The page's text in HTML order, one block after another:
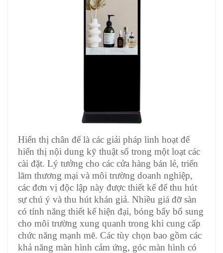
Hiển thị chân đế là các giải pháp linh hoạt để
hiển thị nội dung kỹ thuật số trong một loạt các
cài đặt. Lý tưởng cho các cửa hàng bán lẻ, triển
lãm thương mại và môi trường doanh nghiệp,
các đơn vị độc lập này được thiết kế để thu hút
sự chú ý và thu hút khán giả. Nhiều giá đỡ sàn
có tính năng thiết kế hiện đại, bóng bẩy bổ sung
cho môi trường xung quanh trong khi cung cấp
chức năng mạnh mẽ. Các tùy chọn bao gồm các
khả năng màn hình cảm ứng, góc màn hình có